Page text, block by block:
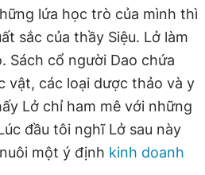
lứa học trò của mình thì
sắc của thầy Siệu. Lở làm
Sách cổ người Dao chứa
vật, các loại dược thảo và y
Lở chỉ ham mê với những
đầu tôi nghĩ Lở sau này
một ý định kinh doanh